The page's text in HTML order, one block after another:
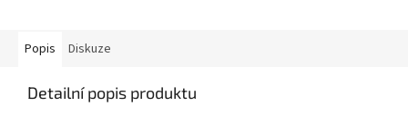
Popis Diskuze
Detailní popis produktu